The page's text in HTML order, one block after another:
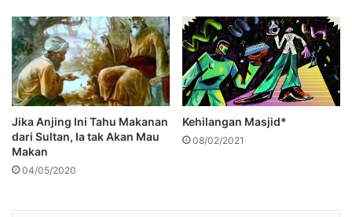
Jika Anjing Ini Tahu Makanan
dari Sultan, Ia tak Akan Mau
Makan
04/05/2020
Kehilangan Masjid*
08/02/2021